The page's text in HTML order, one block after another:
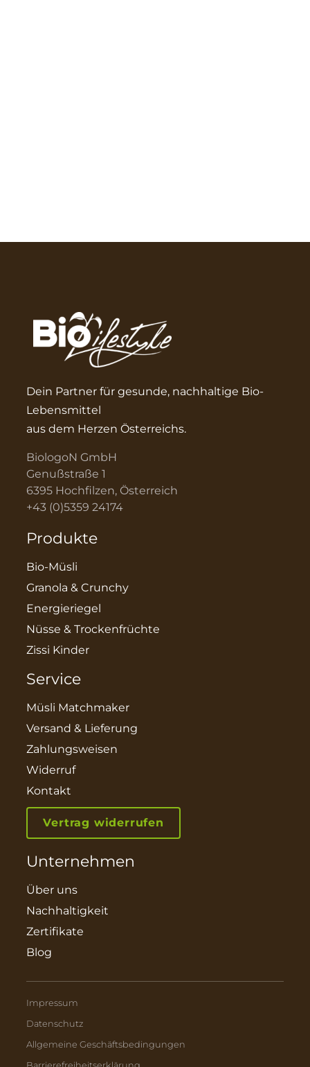
Dein Partner für gesunde, nachhaltige Bio-
Lebensmittel
aus dem Herzen Österreichs.
BiologoN GmbH
Genußstraße 1
6395 Hochfilzen, Österreich
+43 (0)5359 24174
Produkte
Bio-Müsli
Granola & Crunchy
Energieriegel
Nüsse & Trockenfrüchte
Zissi Kinder
Service
Müsli Matchmaker
Versand & Lieferung
Zahlungsweisen
Widerruf
Kontakt
Vertrag widerrufen
Unternehmen
Über uns
Nachhaltigkeit
Zertifikate
Blog
Impressum
Datenschutz
Allgemeine Geschäftsbedingungen